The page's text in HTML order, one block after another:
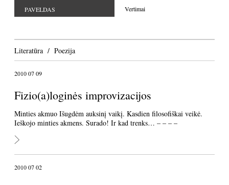
PAVELDAS
Vertimai
Literatūra Poezija
2010 07 09
Fizio(a)loginės improvizacijos
Minties akmuo Išugdėm auksinį vaikį. Kasdien filosofiškai veikė.
Ieškojo minties akmens. Surado! Ir kad trenks… – – – –
2010 07 02